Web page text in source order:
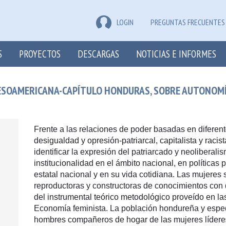
LOGIN PREGUNTAS FRECUENTES
PROYECTOS DESCARGAS NOTICIAS E INFORMES
CAPÍTULO HONDURAS, SOBRE
Frente a las relaciones de poder basadas en
desigualdad y opresión-patriarcal, capitalista y
identificar la expresión del patriarcado y
institucionalidad en el ámbito nacional, en políticas
estatal nacional y en su vida cotidiana. Las mujeres
reproductoras y constructoras de conocimientos
del instrumental teórico metodológico proveído en
Economía feminista. La población hondureña y
hombres compañeros de hogar de las mujeres